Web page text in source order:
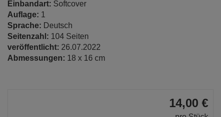
Einbandart: Softcover
Auflage: 1
Sprache: Deutsch
Seitenzahl: 104 Seiten
veröffentlicht: 26.07.2022
Abmessungen: 18 x 16 cm
14,00 €